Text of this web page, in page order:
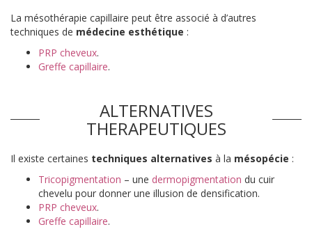
La mésothérapie capillaire peut être associé à d’autres
techniques de médecine esthétique :
PRP cheveux.
Greffe capillaire.
ALTERNATIVES
THERAPEUTIQUES
Il existe certaines techniques alternatives à la mésopécie :
Tricopigmentation – une dermopigmentation du cuir
chevelu pour donner une illusion de densification.
PRP cheveux.
Greffe capillaire.